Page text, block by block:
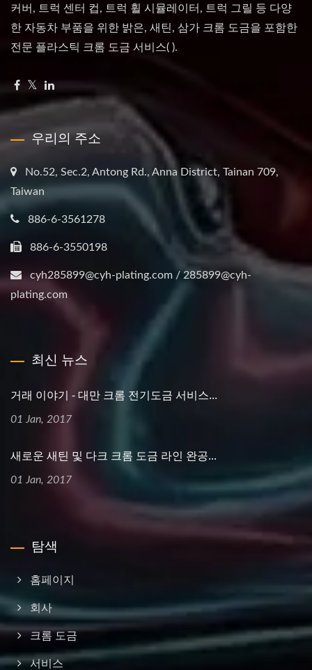
커버, 트럭 센터 컵, 트럭 휠 시뮬레이터, 트럭 그릴 등 다양
한 자동차 부품을 위한 밝은, 새틴, 삼가 크롬 도금을 포함한
전문 플라스틱 크롬 도금 서비스( ).
우리의 주소
No.52, Sec.2, Antong Rd., Anna District, Tainan 709,
Taiwan
886-6-3561278
886-6-3550198
cyh285899@cyh-plating.com / 285899@cyh-
plating.com
최신 뉴스
거래 이야기 - 대만 크롬 전기도금 서비스...
01 Jan, 2017
새로운 새틴 및 다크 크롬 도금 라인 완공...
01 Jan, 2017
탐색
홈페이지
회사
크롬 도금
서비스